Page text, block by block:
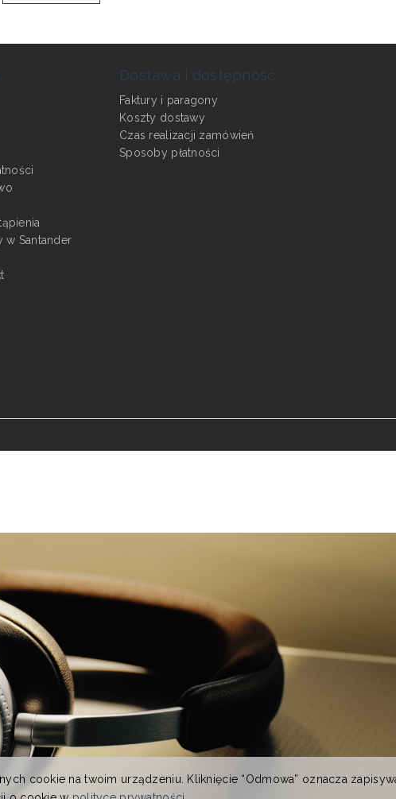
w Santander
Dostawa i dostępność
Faktury i paragony
Koszty dostawy
Czas realizacji zamówień
Sposoby płatności
cookie na twoim urządzeniu. Kliknięcie “Odmowa” oznacza